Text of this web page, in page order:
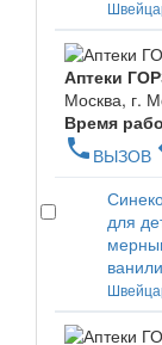
Аптеки
Москва, г.
Время
phone ВЫЗОВ
для